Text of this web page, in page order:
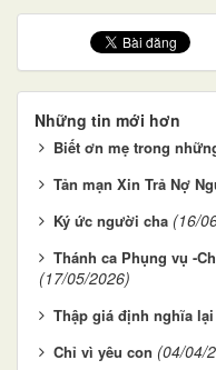
Những tin mới hơn
Biết ơn mẹ trong
Tản mạn Xin Trả Nợ
Ký ức người cha (16/
Thánh ca Phụng vụ -
(17/05/2026)
Thập giá định nghĩa
Chỉ vì yêu con (04/04/